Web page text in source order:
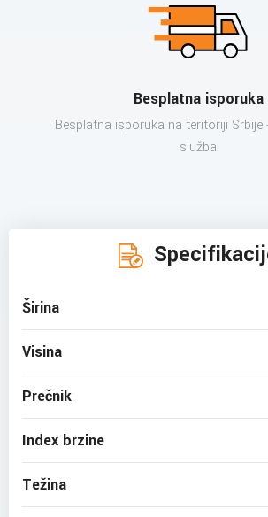
Besplatna isporuka
Besplatna isporuka na teritoriji Srbije
služba
Širina
Visina
Prečnik
Index brzine
Težina